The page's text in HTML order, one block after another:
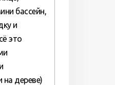
бассейн,
и
это
на дереве)